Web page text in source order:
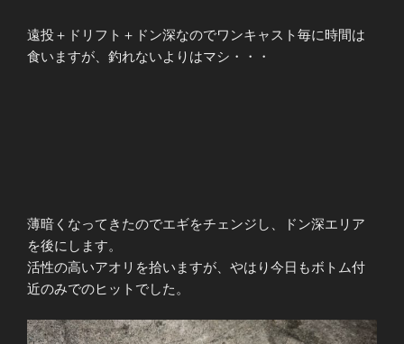
遠投＋ドリフト＋ドン深なのでワンキャスト毎に時間は
食いますが、釣れないよりはマシ・・・
薄暗くなってきたのでエギをチェンジし、ドン深エリア
を後にします。
活性の高いアオリを拾いますが、やはり今日もボトム付
近のみでのヒットでした。